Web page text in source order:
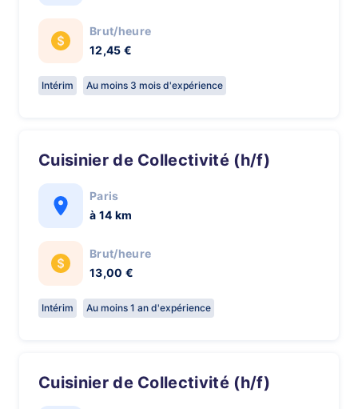
Brut/heure
12,45 €
Intérim Au moins 3 mois d'expérience
Cuisinier de Collectivité (h/f)
Paris
à 14 km
Brut/heure
13,00 €
Intérim Au moins 1 an d'expérience
Cuisinier de Collectivité (h/f)